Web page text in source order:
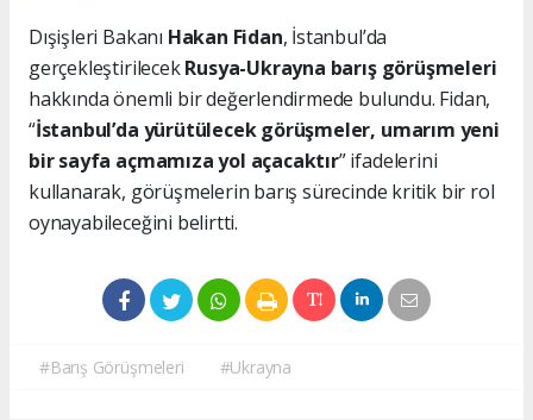
Dışişleri Bakanı Hakan Fidan, İstanbul’da
gerçekleştirilecekRusya-Ukrayna barış görüşmeleri
hakkında önemli bir değerlendirmede bulundu. Fidan,
“İstanbul’da yürütülecek görüşmeler, umarım yeni
bir sayfa açmamıza yol açacaktır” ifadelerini
kullanarak, görüşmelerin barış sürecinde kritik bir rol
oynayabileceğini belirtti.
#Barış Görüşmeleri #Ukrayna